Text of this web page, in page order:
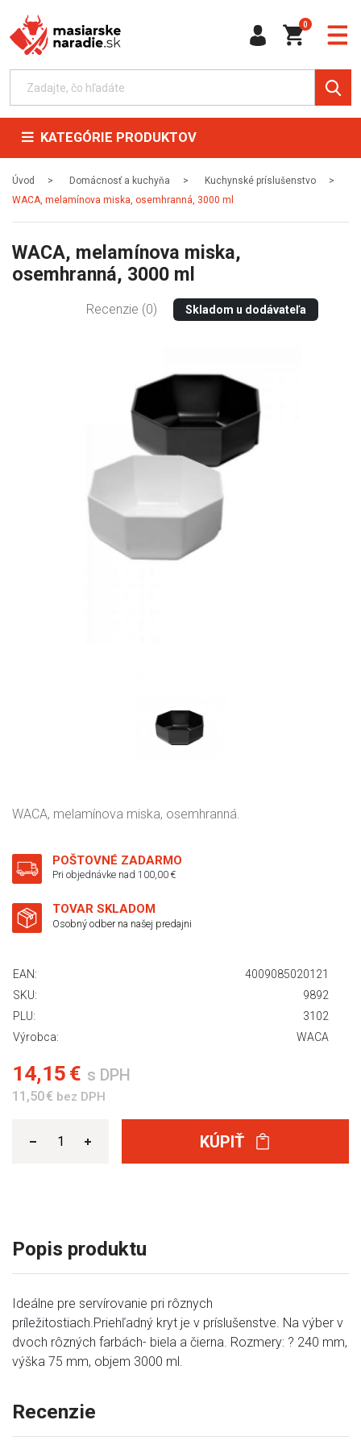
0
KATEGÓRIE PRODUKTOV
Úvod Domácnosť a kuchyňa
Kuchynské príslušenstvo
WACA, melamínova miska, osemhranná, 3000 ml
WACA, melamínova miska,
osemhranná, 3000 ml
Recenzie (0) Skladom u dodávateľa
WACA, melamínova miska, osemhranná.
POŠTOVNÉ ZADARMO
Pri objednávke nad 100,00 €
TOVAR SKLADOM
Osobný odber na našej predajni
EAN:
4009085020121
SKU:
9892
PLU:
3102
Výrobca:
WACA
14,15 € s DPH
11,50 € bez DPH
KÚPIŤ
Popis produktu
Ideálne pre servírovanie pri rôznych
príležitostiach.Priehľadný kryt je v príslušenstve. Na výber v
dvoch rôzných farbách- biela a čierna. Rozmery: ? 240 mm,
výška 75 mm, objem 3000 ml.
Recenzie